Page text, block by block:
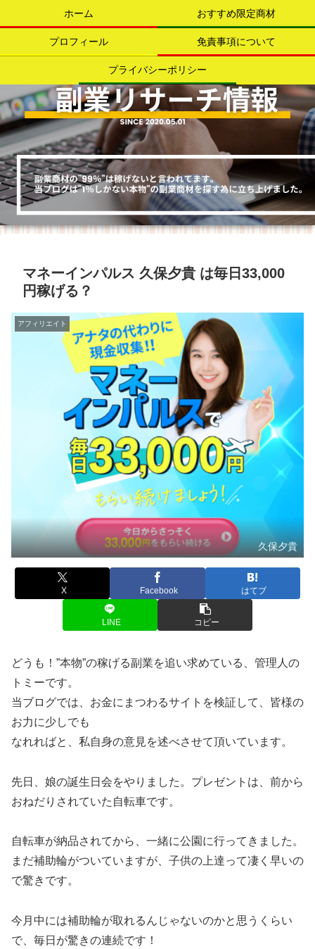
ホーム おすすめ限定商材
プロフィール 免責事項について
プライバシーポリシー
マネーインパルス 久保夕貴 は毎日33,000
円稼げる？
アフィリエイト
久保夕貴
X Facebook はてブ
LINE コピー
どうも！”本物”の稼げる副業を追い求めている、管理人の
トミーです。
当ブログでは、お金にまつわるサイトを検証して、皆様の
お力に少しでも
なれればと、私自身の意見を述べさせて頂いています。
先日、娘の誕生日会をやりました。プレゼントは、前から
おねだりされていた自転車です。
自転車が納品されてから、一緒に公園に行ってきました。
まだ補助輪がついていますが、子供の上達って凄く早いの
で驚きです。
今月中には補助輪が取れるんじゃないのかと思うくらい
で、毎日が驚きの連続です！